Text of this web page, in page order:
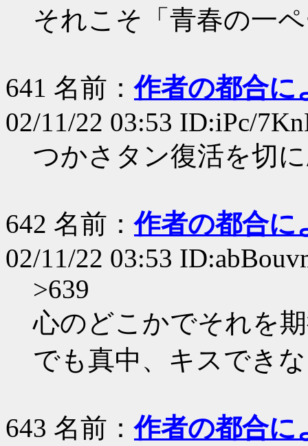
それこそ「青春の一
641 名前：作者の都合に
02/11/22 03:53 ID:iPc/
つかさタン復活を切
642 名前：作者の都合に
02/11/22 03:53
>639
心のどこかでそれを
でも真中、キスでき
643 名前：作者の都合に